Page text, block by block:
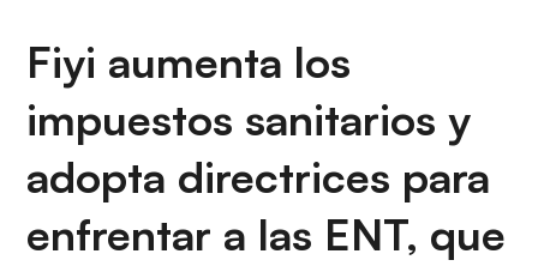
n
v
e
g
a
c
ó
Fiyi aumenta los
impuestos sanitarios y
adopta directrices para
enfrentar a las ENT, que